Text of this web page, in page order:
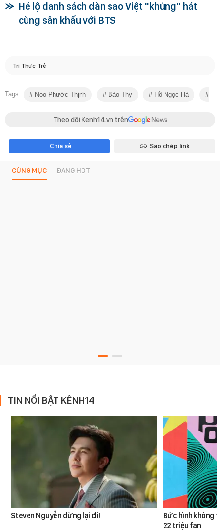
Hé lộ danh sách dàn sao Việt "khủng" hát
cùng sân khấu với BTS
Trí Thức Trẻ
Tags Noo Phước Thịnh Bảo Thy Hồ Ngọc Hà
Theo dõi Kenh14.vn trên
Chia sẻ Sao chép link
CÙNG MỤC ĐANG HOT
TIN NỔI BẬT KÊNH14
Steven Nguyễn dừng lại đi!
Bức hình không
22 triệu fan